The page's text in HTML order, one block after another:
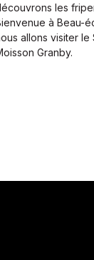
les
à Beau-
allons visiter le
Granby.